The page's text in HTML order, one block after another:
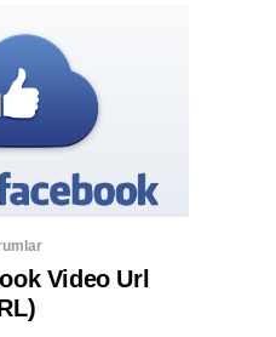
Video Url